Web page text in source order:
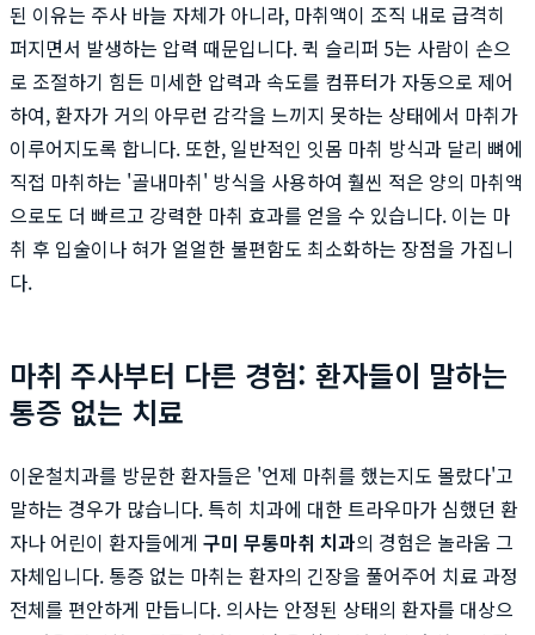
된 이유는 주사 바늘 자체가 아니라, 마취액이 조직 내로 급격히
퍼지면서 발생하는 압력 때문입니다. 퀵 슬리퍼 5는 사람이 손으
로 조절하기 힘든 미세한 압력과 속도를 컴퓨터가 자동으로 제어
하여, 환자가 거의 아무런 감각을 느끼지 못하는 상태에서 마취가
이루어지도록 합니다. 또한, 일반적인 잇몸 마취 방식과 달리 뼈에
직접 마취하는 '골내마취' 방식을 사용하여 훨씬 적은 양의 마취액
으로도 더 빠르고 강력한 마취 효과를 얻을 수 있습니다. 이는 마
취 후 입술이나 혀가 얼얼한 불편함도 최소화하는 장점을 가집니
다.
마취 주사부터 다른 경험: 환자들이 말하는
통증 없는 치료
이운철치과를 방문한 환자들은 '언제 마취를 했는지도 몰랐다'고
말하는 경우가 많습니다. 특히 치과에 대한 트라우마가 심했던 환
자나 어린이 환자들에게 구미 무통마취 치과의 경험은 놀라움 그
자체입니다. 통증 없는 마취는 환자의 긴장을 풀어주어 치료 과정
전체를 편안하게 만듭니다. 의사는 안정된 상태의 환자를 대상으